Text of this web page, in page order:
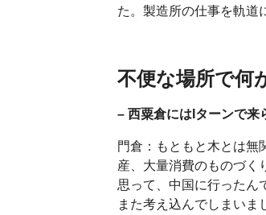
た。製造所の仕事を軌道
不便な場所で何
– 西粟倉にはIターンで来
門倉：もともと木とは無
産、大量消費のものづく
思って、中国に行ったん
また考え込んでしまいま